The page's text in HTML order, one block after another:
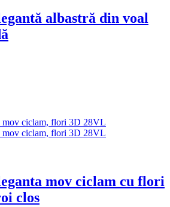
albastră din voal
mov ciclam cu flori
clos